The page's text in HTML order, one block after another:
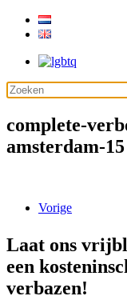
complete-
amsterdam-15
Vorige
Laat ons
een
verbazen!